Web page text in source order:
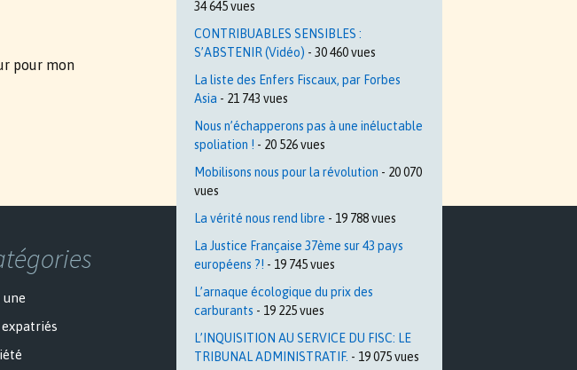
pour mon
34 645 vues
CONTRIBUABLES SENSIBLES :
S’ABSTENIR (Vidéo) - 30 460 vues
La liste des Enfers Fiscaux, par Forbes
Asia - 21 743 vues
Nous n’échapperons pas à une inéluctable
spoliation ! - 20 526 vues
Mobilisons nous pour la révolution - 20 070
vues
La vérité nous rend libre - 19 788 vues
La Justice Française 37ème sur 43 pays
européens ?! - 19 745 vues
L’arnaque écologique du prix des
carburants - 19 225 vues
L’INQUISITION AU SERVICE DU FISC: LE
TRIBUNAL ADMINISTRATIF. - 19 075 vues
une
expatriés